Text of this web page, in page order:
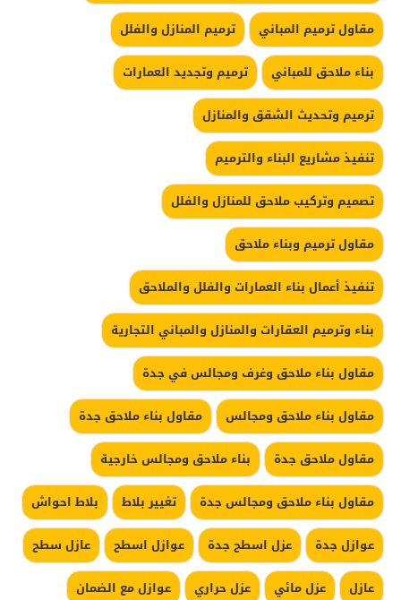
مقاول ترميم المباني
ترميم المنازل والفلل
بناء ملاحق للمباني
ترميم وتجديد العمارات
ترميم وتحديث الشقق والمنازل
تنفيذ مشاريع البناء والترميم
تصميم وتركيب ملاحق للمنازل والفلل
مقاول ترميم وبناء ملاحق
تنفيذ أعمال بناء العمارات والفلل والملاحق
بناء وترميم العقارات والمنازل والمباني التجارية
مقاول بناء ملاحق وغرف ومجالس في جدة
مقاول بناء ملاحق ومجالس
مقاول بناء ملاحق جدة
مقاول ملاحق جدة
بناء ملاحق ومجالس خارجية
مقاول بناء ملاحق ومجالس جدة
تغيير بلاط
بلاط احواش
عوازل جدة
عزل اسطح جدة عوازل اسطح
عازل سطح
عازل
عزل مائي عزل حراري
عوازل مع الضمان